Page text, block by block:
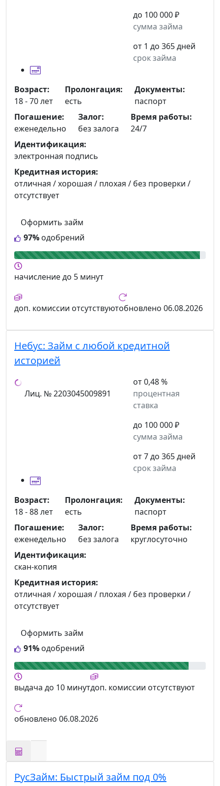
до 100 000 ₽
сумма займа
от 1 до 365 дней
срок займа
97% одобрений
Оформить займ
Возраст:
18 - 70 лет
Пролонгация:
есть
Документы:
паспорт
Погашение:
еженедельно
Залог:
без залога
Время работы:
24/7
Идентификация:
электронная подпись
Кредитная история:
отличная / хорошая / плохая / без проверки /
отсутствует
начислениедо 5 минут
доп. комиссии отсутствуютобновлено 06.08.2026
Небус: Займ с любой кредитной
историей
Лиц. № 2203045009891
от 0,48 %
процентная
ставка
до 100 000 ₽
сумма займа
от 7 до 365 дней
срок займа
91% одобрений
Оформить займ
Возраст:
18 - 88 лет
Пролонгация:
есть
Документы:
паспорт
Погашение:
еженедельно
Залог:
без залога
Время работы:
круглосуточно
Идентификация:
скан-копия
Кредитная история:
отличная / хорошая / плохая / без проверки /
отсутствует
выдача до 10 минутдоп. комиссии отсутствуют
обновлено 06.08.2026
РусЗайм: Быстрый займ под 0%